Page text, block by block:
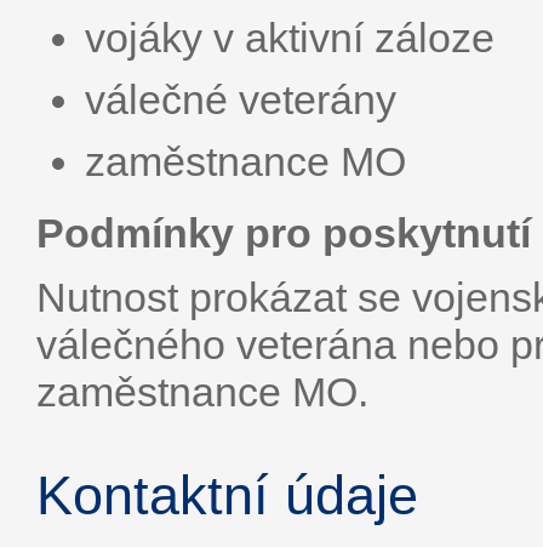
vojáky v aktivní záloze
válečné veterány
zaměstnance MO
Podmínky pro poskytnutí
Nutnost prokázat se
válečného veterána nebo
zaměstnance MO.
Kontaktní údaje